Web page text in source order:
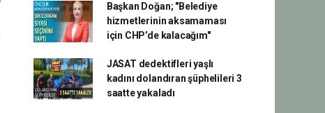
Başkan Doğan; "Belediye
hizmetlerinin aksamaması
için CHP’de kalacağım"
JASAT dedektifleri yaşlı
kadını dolandıran şüphelileri 3
saatte yakaladı